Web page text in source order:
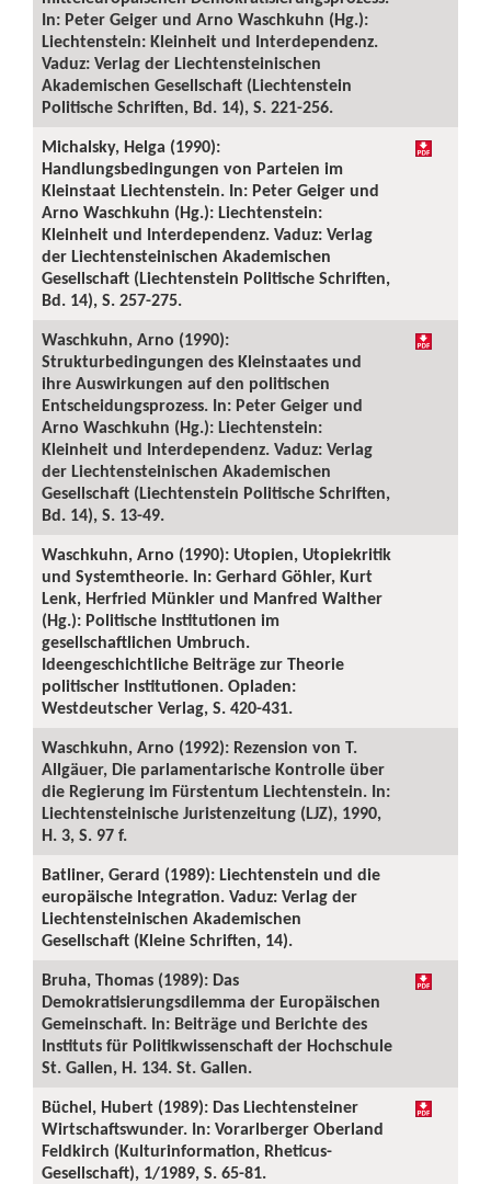
In: Peter Geiger und Arno Waschkuhn (Hg.):
Liechtenstein: Kleinheit und Interdependenz.
Vaduz: Verlag der Liechtensteinischen
Akademischen Gesellschaft (Liechtenstein
Politische Schriften, Bd. 14), S. 221-256.
Michalsky, Helga (1990):
Handlungsbedingungen von Parteien im
Kleinstaat Liechtenstein. In: Peter Geiger und
Arno Waschkuhn (Hg.): Liechtenstein:
Kleinheit und Interdependenz. Vaduz: Verlag
der Liechtensteinischen Akademischen
Gesellschaft (Liechtenstein Politische Schriften,
Bd. 14), S. 257-275.
Waschkuhn, Arno (1990):
Strukturbedingungen des Kleinstaates und
ihre Auswirkungen auf den politischen
Entscheidungsprozess. In: Peter Geiger und
Arno Waschkuhn (Hg.): Liechtenstein:
Kleinheit und Interdependenz. Vaduz: Verlag
der Liechtensteinischen Akademischen
Gesellschaft (Liechtenstein Politische Schriften,
Bd. 14), S. 13-49.
Waschkuhn, Arno (1990): Utopien, Utopiekritik
und Systemtheorie. In: Gerhard Göhler, Kurt
Lenk, Herfried Münkler und Manfred Walther
(Hg.): Politische Institutionen im
gesellschaftlichen Umbruch.
Ideengeschichtliche Beiträge zur Theorie
politischer Institutionen. Opladen:
Westdeutscher Verlag, S. 420-431.
Waschkuhn, Arno (1992): Rezension von T.
Allgäuer, Die parlamentarische Kontrolle über
die Regierung im Fürstentum Liechtenstein. In:
Liechtensteinische Juristenzeitung (LJZ), 1990,
H. 3, S. 97 f.
Batliner, Gerard (1989): Liechtenstein und die
europäische Integration. Vaduz: Verlag der
Liechtensteinischen Akademischen
Gesellschaft (Kleine Schriften, 14).
Bruha, Thomas (1989): Das
Demokratisierungsdilemma der Europäischen
Gemeinschaft. In: Beiträge und Berichte des
Instituts für Politikwissenschaft der Hochschule
St. Gallen, H. 134. St. Gallen.
Büchel, Hubert (1989): Das Liechtensteiner
Wirtschaftswunder. In: Vorarlberger Oberland
Feldkirch (Kulturinformation, Rheticus-
Gesellschaft), 1/1989, S. 65-81.